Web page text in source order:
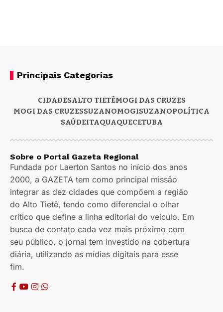
Principais Categorias
CIDADESALTO TIETÊMOGI DAS CRUZES
MOGI DAS CRUZESSUZANOMOGISUZANOPOLÍTICA
SAÚDEITAQUAQUECETUBA
Sobre o Portal Gazeta Regional
Fundada por Laerton Santos no início dos anos
2000, a GAZETA tem como principal missão
integrar as dez cidades que compõem a região
do Alto Tietê, tendo como diferencial o olhar
crítico que define a linha editorial do veículo. Em
busca de contato cada vez mais próximo com
seu público, o jornal tem investido na cobertura
diária, utilizando as mídias digitais para esse
fim.